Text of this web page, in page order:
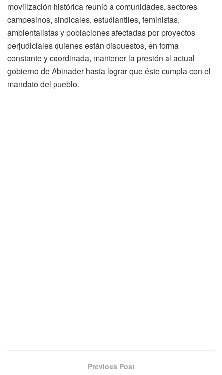
movilización histórica reunió a comunidades, sectores
campesinos, sindicales, estudiantiles, feministas,
ambientalistas y poblaciones afectadas por proyectos
perjudiciales quienes están dispuestos, en forma
constante y coordinada, mantener la presión al actual
gobierno de Abinader hasta lograr que éste cumpla con el
mandato del pueblo.
Previous Post